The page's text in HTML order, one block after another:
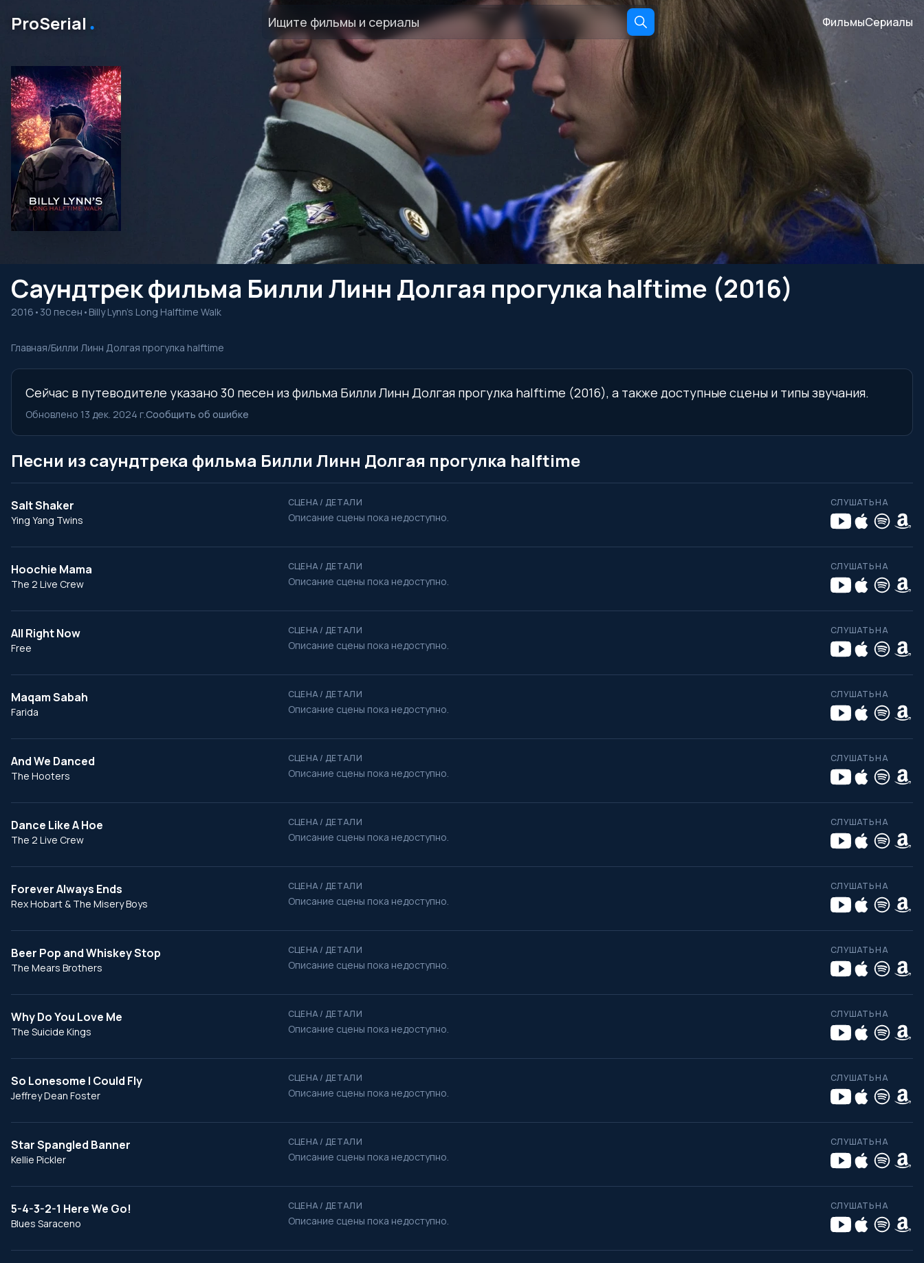
ProSerial ․ ФильмыСериалы
Саундтрек фильма Билли Линн Долгая прогулка halftime (2016)
2016 • 30 песен • Billy Lynn's Long Halftime Walk
Главная/Билли Линн Долгая прогулка halftime
Сейчас в путеводителе указано 30 песен из фильма Билли Линн Долгая прогулка halftime (2016), а также доступные сцены и типы звучания.
Обновлено 13 дек. 2024 г.Сообщить об ошибке
Песни из саундтрека фильма Билли Линн Долгая прогулка halftime
Salt Shaker
Ying Yang Twins
СЦЕНА / ДЕТАЛИ
Описание сцены пока недоступно.
СЛУШАТЬ НА
Hoochie Mama
The 2 Live Crew
СЦЕНА / ДЕТАЛИ
Описание сцены пока недоступно.
СЛУШАТЬ НА
All Right Now
Free
СЦЕНА / ДЕТАЛИ
Описание сцены пока недоступно.
СЛУШАТЬ НА
Maqam Sabah
Farida
СЦЕНА / ДЕТАЛИ
Описание сцены пока недоступно.
СЛУШАТЬ НА
And We Danced
The Hooters
СЦЕНА / ДЕТАЛИ
Описание сцены пока недоступно.
СЛУШАТЬ НА
Dance Like A Hoe
The 2 Live Crew
СЦЕНА / ДЕТАЛИ
Описание сцены пока недоступно.
СЛУШАТЬ НА
Forever Always Ends
Rex Hobart & The Misery Boys
СЦЕНА / ДЕТАЛИ
Описание сцены пока недоступно.
СЛУШАТЬ НА
Beer Pop and Whiskey Stop
The Mears Brothers
СЦЕНА / ДЕТАЛИ
Описание сцены пока недоступно.
СЛУШАТЬ НА
Why Do You Love Me
The Suicide Kings
СЦЕНА / ДЕТАЛИ
Описание сцены пока недоступно.
СЛУШАТЬ НА
So Lonesome I Could Fly
Jeffrey Dean Foster
СЦЕНА / ДЕТАЛИ
Описание сцены пока недоступно.
СЛУШАТЬ НА
Star Spangled Banner
Kellie Pickler
СЦЕНА / ДЕТАЛИ
Описание сцены пока недоступно.
СЛУШАТЬ НА
5-4-3-2-1 Here We Go!
Blues Saraceno
СЦЕНА / ДЕТАЛИ
Описание сцены пока недоступно.
СЛУШАТЬ НА